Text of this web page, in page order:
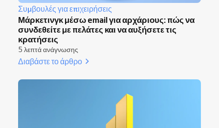
Συμβουλές για επιχειρήσεις
Μάρκετινγκ μέσω email για αρχάριους: πώς να
συνδεθείτε με πελάτες και να αυξήσετε τις
κρατήσεις
5 λεπτά ανάγνωσης
Διαβάστε το άρθρο